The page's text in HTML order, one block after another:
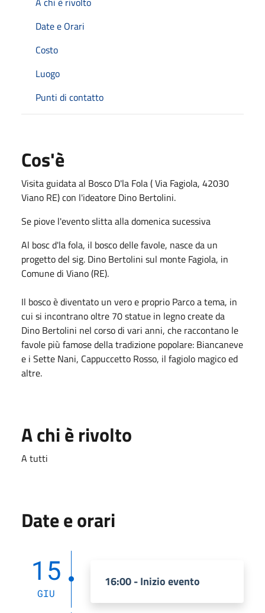
Date e Orari
Costo
Luogo
Punti di contatto
Cos'è
Visita guidata al Bosco D'la Fola (Via Fagiola, 42030
Viano RE)con l'ideatore Dino Bertolini.
Se piove l'evento slitta alla domenica sucessiva
Al bosc d'la fola, il bosco delle favole, nasce da un
progetto del sig. Dino Bertolini sul monte Fagiola, in
Comune di Viano (RE).
Il bosco è diventato un vero e proprio Parco a tema, in
cui si incontrano oltre 70 statue in legno create da
Dino Bertolini nel corso di vari anni, che raccontano le
favole più famose della tradizione popolare: Biancaneve
e i Sette Nani, Cappuccetto Rosso, il fagiolo magico ed
altre.
A chi è rivolto
A tutti
Date e orari
15
GIU
16:00 - Inizio evento